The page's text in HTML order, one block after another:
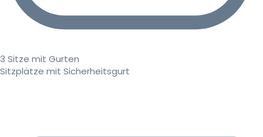
3 Sitze mit Gurten
Sitzplätze mit Sicherheitsgurt